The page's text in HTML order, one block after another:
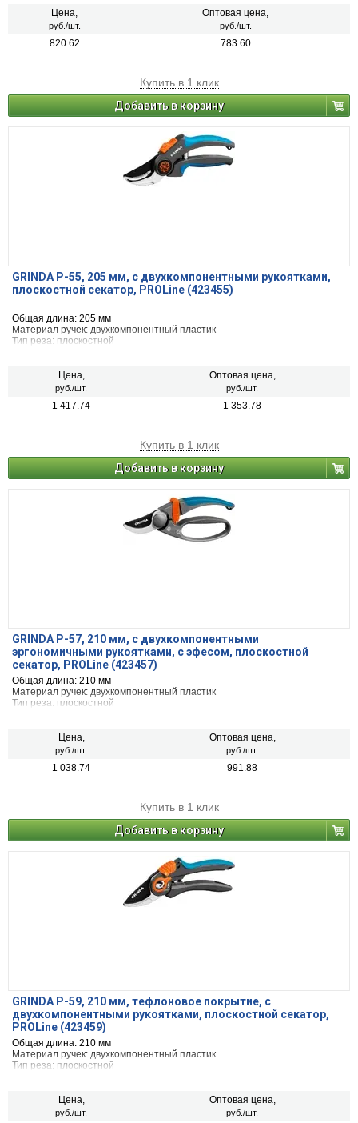
Цена,
руб./шт.
Оптовая цена,
руб./шт.
820.62 783.60
Купить в 1 клик
Добавить в корзину
GRINDA P-55, 205 мм, с двухкомпонентными рукоятками,
плоскостной секатор, PROLine (423455)
Общая длина: 205 мм
Материал ручек: двухкомпонентный пластик
Тип реза: плоскостной
Цена,
руб./шт.
Оптовая цена,
руб./шт.
1 417.74 1 353.78
Купить в 1 клик
Добавить в корзину
GRINDA P-57, 210 мм, с двухкомпонентными
эргономичными рукоятками, с эфесом, плоскостной
секатор, PROLine (423457)
Общая длина: 210 мм
Материал ручек: двухкомпонентный пластик
Тип реза: плоскостной
Цена,
руб./шт.
Оптовая цена,
руб./шт.
1 038.74 991.88
Купить в 1 клик
Добавить в корзину
GRINDA P-59, 210 мм, тефлоновое покрытие, с
двухкомпонентными рукоятками, плоскостной секатор,
PROLine (423459)
Общая длина: 210 мм
Материал ручек: двухкомпонентный пластик
Тип реза: плоскостной
Цена,
руб./шт.
Оптовая цена,
руб./шт.